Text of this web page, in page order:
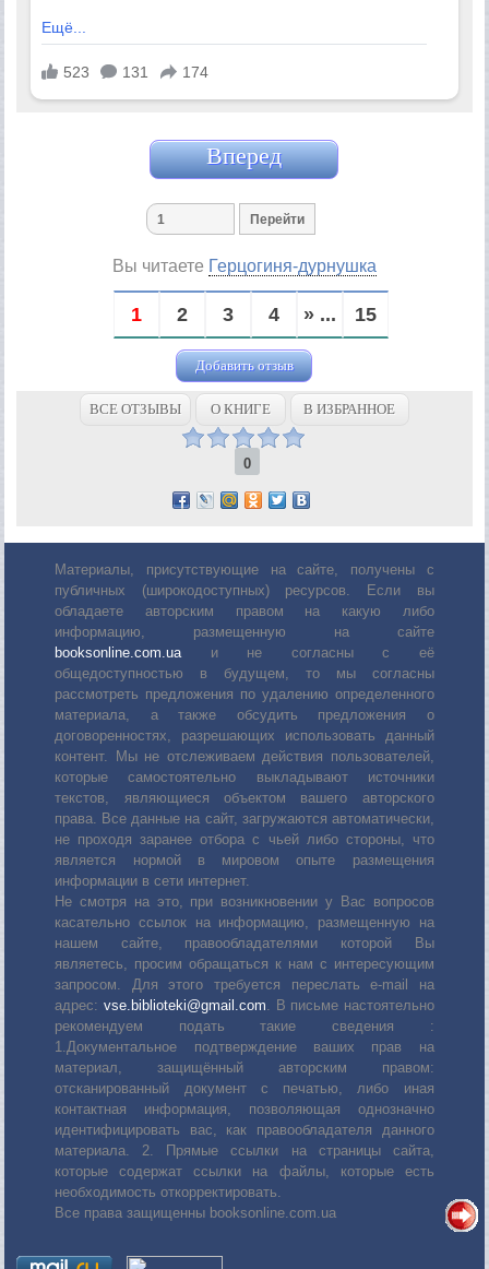
Вперед
Вы читаете Герцогиня-дурнушка
1 2 3 4 » ... 15
Добавить отзыв
ВСЕ ОТЗЫВЫ О КНИГЕ В ИЗБРАННОЕ
0
Материалы, присутствующие на сайте, получены с
публичных (широкодоступных) ресурсов. Если вы
обладаете авторским правом на какую либо
информацию, размещенную на сайте
booksonline.com.uaи не согласны с её
общедоступностью в будущем, то мы согласны
рассмотреть предложения по удалению определенного
материала, а также обсудить предложения о
договоренностях, разрешающих использовать данный
контент. Мы не отслеживаем действия пользователей,
которые самостоятельно выкладывают источники
текстов, являющиеся объектом вашего авторского
права. Все данные на сайт, загружаются автоматически,
не проходя заранее отбора с чьей либо стороны, что
является нормой в мировом опыте размещения
информации в сети интернет.
Не смотря на это, при возникновении у Вас вопросов
касательно ссылок на информацию, размещенную на
нашем сайте, правообладателями которой Вы
являетесь, просим обращаться к нам с интересующим
запросом. Для этого требуется переслать е-mail на
адрес: vse.biblioteki@gmail.com. В письме настоятельно
рекомендуем подать такие сведения :
1.Документальное подтверждение ваших прав на
материал, защищённый авторским правом:
отсканированный документ с печатью, либо иная
контактная информация, позволяющая однозначно
идентифицировать вас, как правообладателя данного
материала. 2. Прямые ссылки на страницы сайта,
которые содержат ссылки на файлы, которые есть
необходимость откорректировать.
Все права защищенны booksonline.com.ua